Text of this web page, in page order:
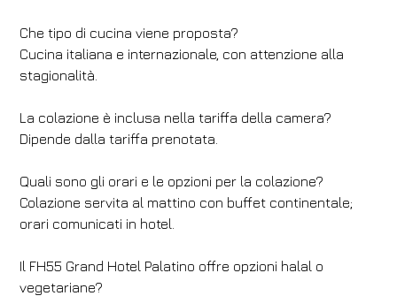
Che tipo di cucina viene proposta?
Cucina italiana e internazionale, con attenzione alla
stagionalità.
La colazione è inclusa nella tariffa della camera?
Dipende dalla tariffa prenotata.
Quali sono gli orari e le opzioni per la colazione?
Colazione servita al mattino con buffet continentale;
orari comunicati in hotel.
Il FH55 Grand Hotel Palatino offre opzioni halal o
vegetariane?